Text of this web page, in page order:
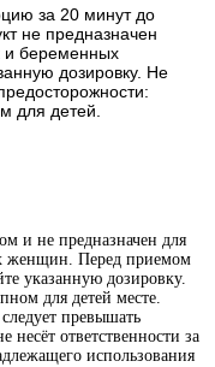
за 20 минут до
не предназначен
и беременных
дозировку. Не
для детей.
и не предназначен для
женщин. Перед приемом
указанную дозировку.
для детей месте.
превышать
ответственности за
использования